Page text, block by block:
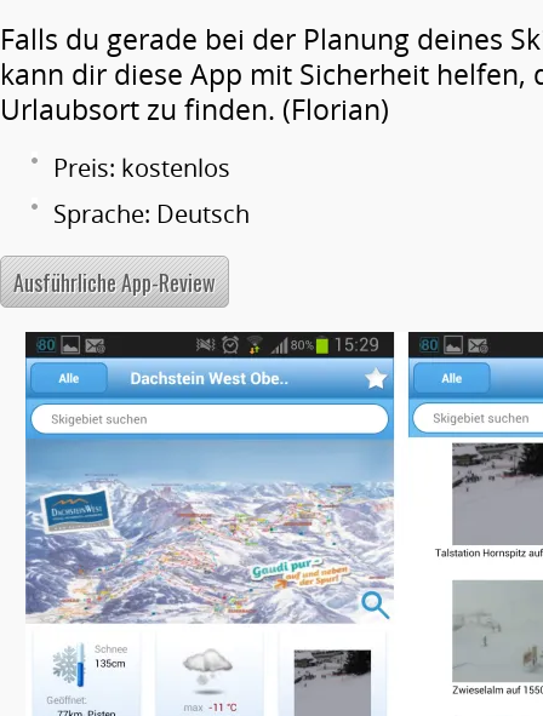
Falls du gerade bei der Planung deines
kann dir diese App mit Sicherheit helfen,
Urlaubsort zu finden. (Florian)
Preis: kostenlos
Sprache: Deutsch
Ausführliche App-Review